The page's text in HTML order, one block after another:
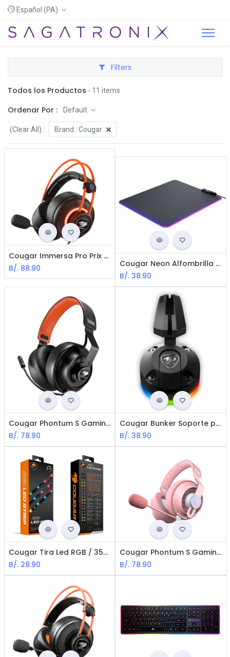
Español (PA)
Filters
Todos los Productos - 11 items
Ordenar Por : Default
(Clear All) : Brand : Cougar
Cougar Immersa Pro Prix Audífonos para Videojuegos / USB / Negro
B/. 88.90
Cougar Neon Alfombrilla para Mouse RGB - Black
B/. 38.90
Cougar Phontum S Gaming Auriculares / RGB / 3.5mm / Negro
B/. 78.90
Cougar Bunker Soporte para Ratón / RGB / Black
B/. 38.90
Cougar Tira Led RGB / 35cm
B/. 28.90
Cougar Phontum S Gaming Auriculares / RGB / 3.5mm / Pink
B/. 78.90